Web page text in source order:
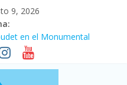
9, 2026
en el Monumental
alto en dos décadas y ya
Fe
kioscos: el sector